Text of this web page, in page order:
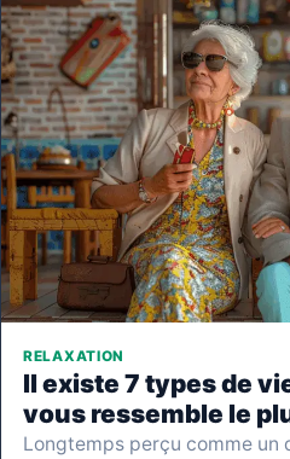
RELAXATION
Il existe 7 types de
vous ressemble le
Longtemps perçu comme un